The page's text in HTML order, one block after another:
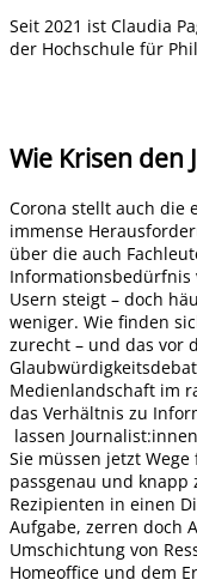
Seit 2021 ist Claudia
der Hochschule für
Wie Krisen den
Corona stellt auch die
immense
über die auch
Informationsbedürfnis
Usern steigt – doch
weniger. Wie finden
zurecht – und das vor
Medienlandschaft im
das Verhältnis zu
lassen
Sie müssen jetzt
passgenau und
Rezipienten in einen
Aufgabe, zerren doch
Umschichtung von
Homeoffice und dem